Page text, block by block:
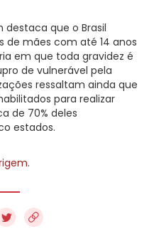
que o Brasil
de mães com até 14 anos
em que toda gravidez é
de vulnerável pela
ressaltam ainda que
para realizar
de 70% deles
estados.
.